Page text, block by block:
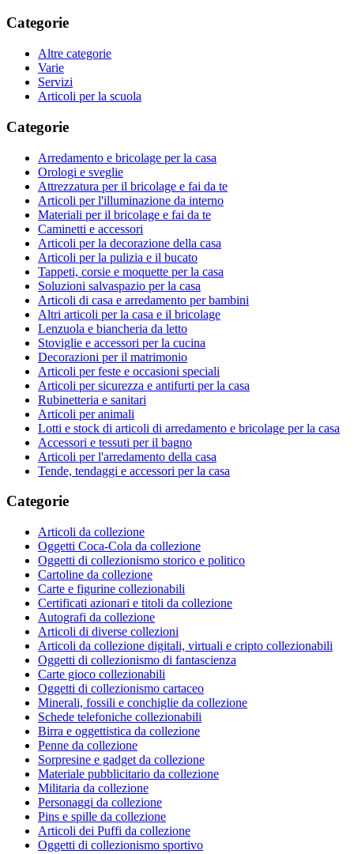
Categorie
Altre categorie
Varie
Servizi
Articoli per la scuola
Categorie
Arredamento e bricolage per la casa
Orologi e sveglie
Attrezzatura per il bricolage e fai da te
Articoli per l'illuminazione da interno
Materiali per il bricolage e fai da te
Caminetti e accessori
Articoli per la decorazione della casa
Articoli per la pulizia e il bucato
Tappeti, corsie e moquette per la casa
Soluzioni salvaspazio per la casa
Articoli di casa e arredamento per bambini
Altri articoli per la casa e il bricolage
Lenzuola e biancheria da letto
Stoviglie e accessori per la cucina
Decorazioni per il matrimonio
Articoli per feste e occasioni speciali
Articoli per sicurezza e antifurti per la casa
Rubinetteria e sanitari
Articoli per animali
Lotti e stock di articoli di arredamento e bricolage per la casa
Accessori e tessuti per il bagno
Articoli per l'arredamento della casa
Tende, tendaggi e accessori per la casa
Categorie
Articoli da collezione
Oggetti Coca-Cola da collezione
Oggetti di collezionismo storico e politico
Cartoline da collezione
Carte e figurine collezionabili
Certificati azionari e titoli da collezione
Autografi da collezione
Articoli di diverse collezioni
Articoli da collezione digitali, virtuali e cripto collezionabili
Oggetti di collezionismo di fantascienza
Carte gioco collezionabili
Oggetti di collezionismo cartaceo
Minerali, fossili e conchiglie da collezione
Schede telefoniche collezionabili
Birra e oggettistica da collezione
Penne da collezione
Sorpresine e gadget da collezione
Materiale pubblicitario da collezione
Militaria da collezione
Personaggi da collezione
Pins e spille da collezione
Articoli dei Puffi da collezione
Oggetti di collezionismo sportivo